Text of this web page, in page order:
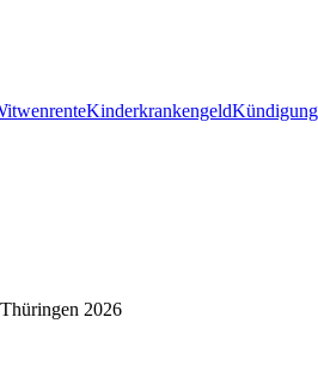
Kinderkrankengeld
2026